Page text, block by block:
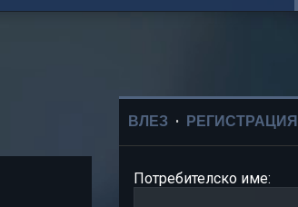
ВЛЕЗ• РЕГИСТРАЦИЯ
Потребителско име: